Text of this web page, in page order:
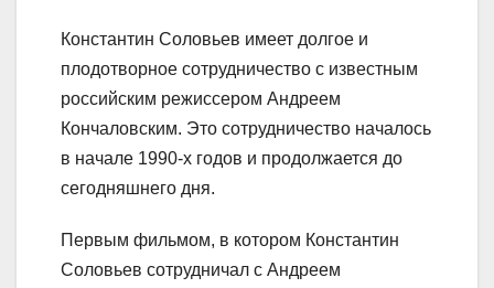
Константин Соловьев имеет долгое и
плодотворное сотрудничество с известным
российским режиссером Андреем
Кончаловским. Это сотрудничество началось
в начале 1990-х годов и продолжается до
сегодняшнего дня.
Первым фильмом, в котором Константин
Соловьев сотрудничал с Андреем